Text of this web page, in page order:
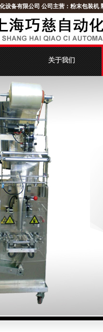
设备有限公司 公司主营： 粉末包装机
关于我们